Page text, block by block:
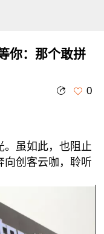
你：那个敢拼
0
。虽如此，也阻止
向创客云咖，聆听